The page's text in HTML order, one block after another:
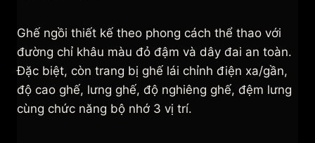
Ghế ngồi thiết kế theo phong cách thể thao với
đường chỉ khâu màu đỏ đậm và dây đai an toàn.
Đặc biệt, còn trang bị ghế lái chỉnh điện xa/gần,
độ cao ghế, lưng ghế, độ nghiêng ghế, đệm lưng
cùng chức năng bộ nhớ 3 vị trí.